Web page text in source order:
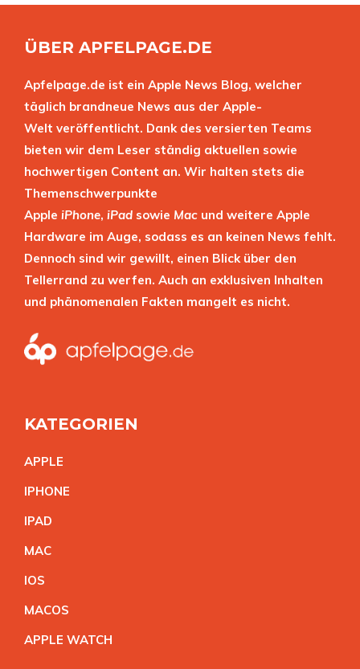
ÜBER APFELPAGE.DE
Apfelpage.de ist ein Apple News Blog, welcher
täglich brandneue News aus der Apple-
Welt veröffentlicht. Dank des versierten Teams
bieten wir dem Leser ständig aktuellen sowie
hochwertigen Content an. Wir halten stets die
Themenschwerpunkte
Apple iPhone, iPad sowie Mac und weitere Apple
Hardware im Auge, sodass es an keinen News fehlt.
Dennoch sind wir gewillt, einen Blick über den
Tellerrand zu werfen. Auch an exklusiven Inhalten
und phänomenalen Fakten mangelt es nicht.
KATEGORIEN
APPLE
IPHONE
IPAD
MAC
IOS
MACOS
APPLE WATCH